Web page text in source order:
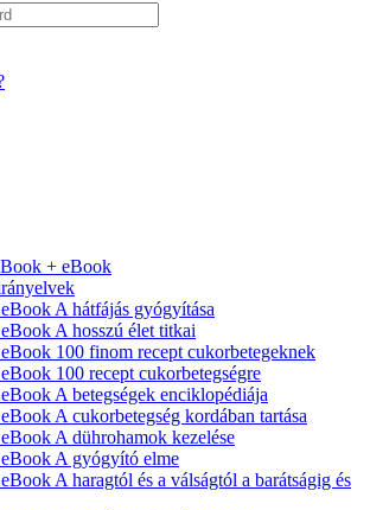
+ eBook
A hátfájás gyógyítása
A hosszú élet titkai
100 finom recept cukorbetegeknek
100 recept cukorbetegségre
A betegségek enciklopédiája
A cukorbetegség kordában tartása
A dührohamok kezelése
A gyógyító elme
A haragtól és a válságtól a barátságig és